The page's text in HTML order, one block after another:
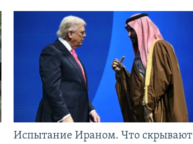
Испытание Ираном. Что скрывают